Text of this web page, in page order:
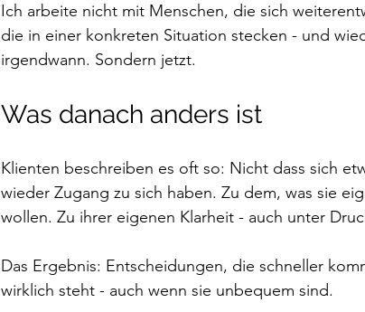
Ich arbeite nicht mit Menschen, die sich
die in einer konkreten Situation stecken - und
irgendwann. Sondern jetzt.
Was danach anders ist
Klienten beschreiben es oft so: Nicht dass sich
wieder Zugang zu sich haben. Zu dem, was sie
wollen. Zu ihrer eigenen Klarheit - auch unter
Das Ergebnis: Entscheidungen, die schneller
wirklich steht - auch wenn sie unbequem sind.